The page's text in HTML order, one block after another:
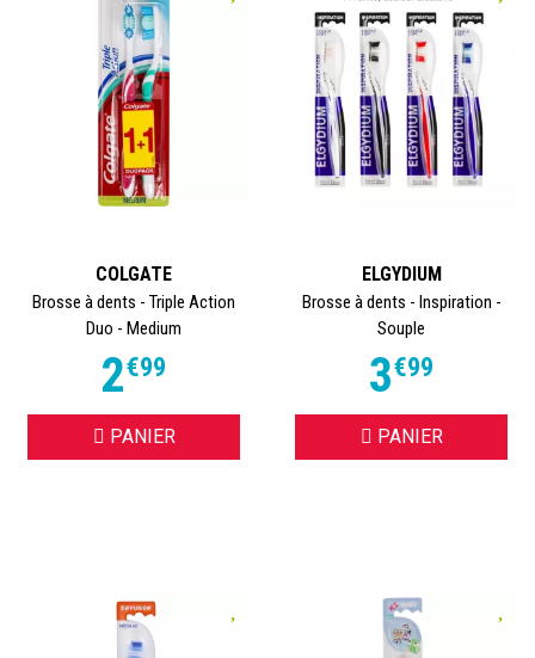
COLGATE
Brosse à dents - Triple Action
Duo - Medium
2€99
PANIER
ELGYDIUM
Brosse à dents - Inspiration -
Souple
3€99
PANIER